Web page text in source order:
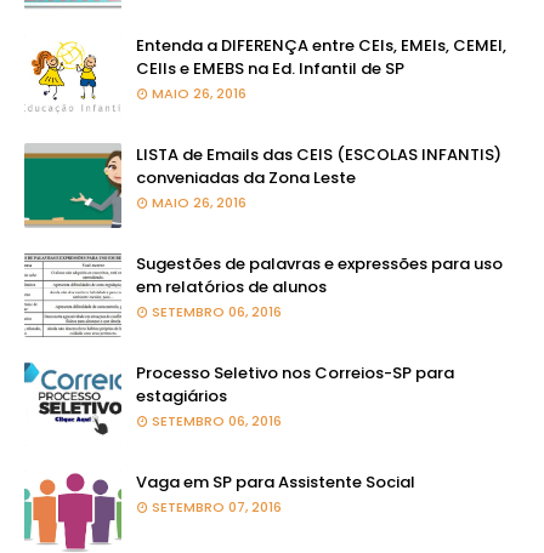
Entenda a DIFERENÇA entre CEIs, EMEIs, CEMEI,
CEIIs e EMEBS na Ed. Infantil de SP
MAIO 26, 2016
LISTA de Emails das CEIS (ESCOLAS INFANTIS)
conveniadas da Zona Leste
MAIO 26, 2016
Sugestões de palavras e expressões para uso
em relatórios de alunos
SETEMBRO 06, 2016
Processo Seletivo nos Correios-SP para
estagiários
SETEMBRO 06, 2016
Vaga em SP para Assistente Social
SETEMBRO 07, 2016